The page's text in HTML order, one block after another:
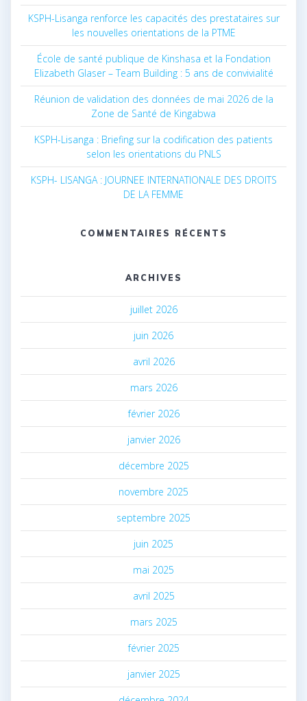
KSPH-Lisanga renforce les capacités des prestataires sur
les nouvelles orientations de la PTME
École de santé publique de Kinshasa et la Fondation
Elizabeth Glaser – Team Building : 5 ans de convivialité
Réunion de validation des données de mai 2026 de la
Zone de Santé de Kingabwa
KSPH-Lisanga : Briefing sur la codification des patients
selon les orientations du PNLS
KSPH- LISANGA : JOURNEE INTERNATIONALE DES DROITS
DE LA FEMME
COMMENTAIRES RÉCENTS
ARCHIVES
juillet 2026
juin 2026
avril 2026
mars 2026
février 2026
janvier 2026
décembre 2025
novembre 2025
septembre 2025
juin 2025
mai 2025
avril 2025
mars 2025
février 2025
janvier 2025